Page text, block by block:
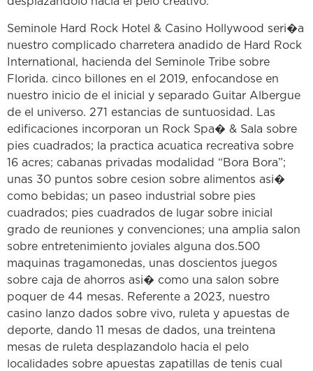
Seminole Hard Rock Hotel & Casino Hollywood seri�a
nuestro complicado charretera anadido de Hard Rock
International, hacienda del Seminole Tribe sobre
Florida. cinco billones en el 2019, enfocandose en
nuestro inicio de el inicial y separado Guitar Albergue
de el universo. 271 estancias de suntuosidad. Las
edificaciones incorporan un Rock Spa� & Sala sobre
pies cuadrados; la practica acuatica recreativa sobre
16 acres; cabanas privadas modalidad “Bora Bora”;
unas 30 puntos sobre cesion sobre alimentos asi�
como bebidas; un paseo industrial sobre pies
cuadrados; pies cuadrados de lugar sobre inicial
grado de reuniones y convenciones; una amplia salon
sobre entretenimiento joviales alguna dos.500
maquinas tragamonedas, unas doscientos juegos
sobre caja de ahorros asi� como una salon sobre
poquer de 44 mesas. Referente a 2023, nuestro
casino lanzo dados sobre vivo, ruleta y apuestas de
deporte, dando 11 mesas de dados, una treintena
mesas de ruleta desplazandolo hacia el pelo
localidades sobre apuestas zapatillas de tenis cual